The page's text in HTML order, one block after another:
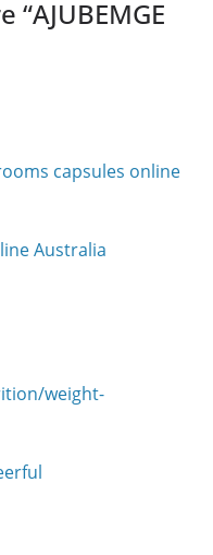
“AJUBEMGE
capsules online
Australia
weight-